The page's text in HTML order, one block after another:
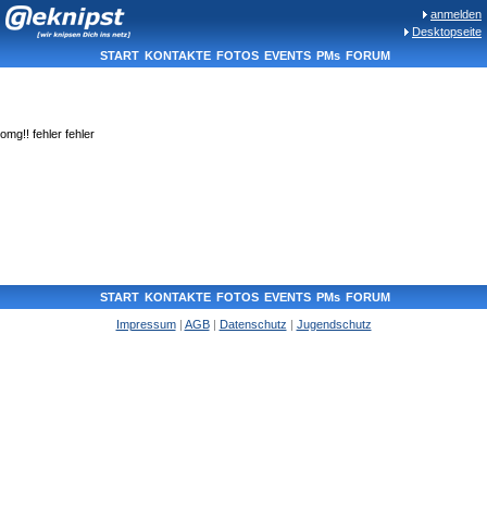
anmelden
Desktopseite
START KONTAKTE FOTOS EVENTS PMs FORUM
omg!! fehler fehler
START KONTAKTE FOTOS EVENTS PMs FORUM
Impressum| AGB| Datenschutz | Jugendschutz